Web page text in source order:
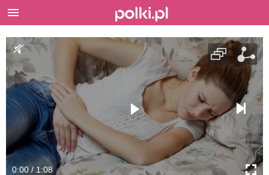
0:00 / 1:08